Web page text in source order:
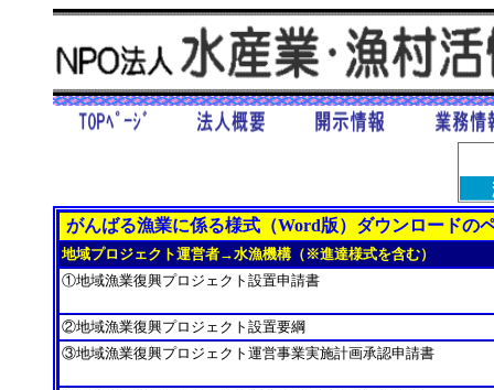
がんばる漁業に係る様式（Word版）ダウンロードの
地域プロジェクト運営者→水漁機構（※進達様式を含む）
①地域漁業復興プロジェクト設置申請書
②地域漁業復興プロジェクト設置要綱
③地域漁業復興プロジェクト運営事業実施計画承認申請書